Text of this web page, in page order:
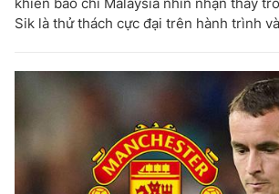
khiến báo chí Malaysia nhìn nhận thầy
Sik là thử thách cực đại trên hành trình